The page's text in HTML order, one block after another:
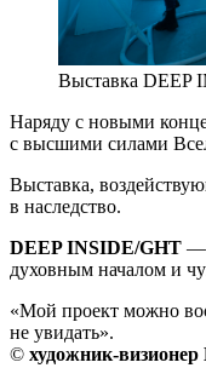
Выставка DEEP
Наряду с новыми
с высшими силами
Выставка,
в наследство.
DEEP INSIDE/GHT —
духовным началом и
«Мой проект можно
не увидать».
© художник-